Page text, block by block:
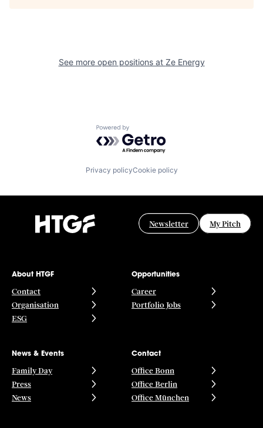
See more open positions at Ze Energy
Powered by Getro.com
Privacy policyCookie policy
Newsletter My Pitch
About HTGF
Contact
Organisation
ESG
Opportunities
Career
Portfolio Jobs
News & Events
Family Day
Press
News
Contact
Office Bonn
Office Berlin
Office München